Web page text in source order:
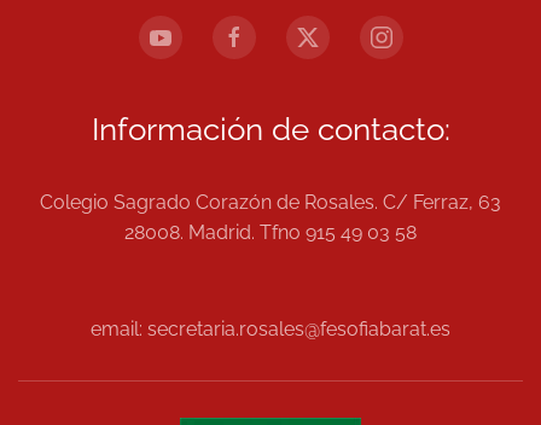
Información de contacto:
Colegio Sagrado Corazón de Rosales. C/ Ferraz, 63
28008. Madrid. Tfno 915 49 03 58
email: secretaria.rosales@fesofiabarat.es